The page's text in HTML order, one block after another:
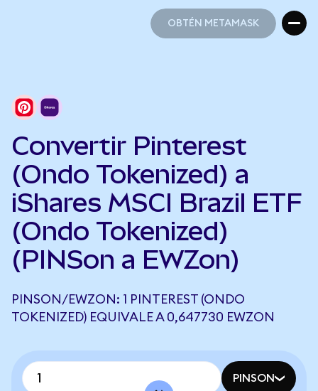
OBTÉN METAMASK
Convertir Pinterest
(Ondo Tokenized) a
iShares MSCI Brazil ETF
(Ondo Tokenized)
(PINSon a EWZon)
PINSON/EWZON: 1 PINTEREST (ONDO
TOKENIZED) EQUIVALE A 0,647730 EWZON
PINSON